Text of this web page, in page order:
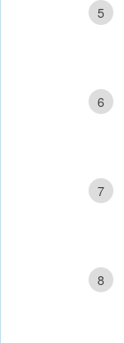
5
6
7
8